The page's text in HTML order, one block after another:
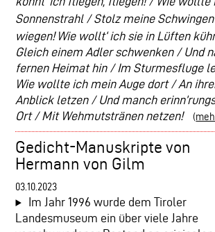
Sonnenstrahl /Stolz meine Schwingen
wiegen! Wie wollt‘ ich sie in Lüften
Gleich einem Adler schwenken / Und
fernen Heimat hin / Im Sturmesfluge
Wie wollte ich mein Auge dort /An
Anblick letzen / Und manch
Ort /Mit Wehmutstränen netzen! (
Gedicht-Manuskripte von
Hermann von Gilm
03.10.2023
Im Jahr 1996 wurde dem Tiroler
Landesmuseum ein über viele Jahre